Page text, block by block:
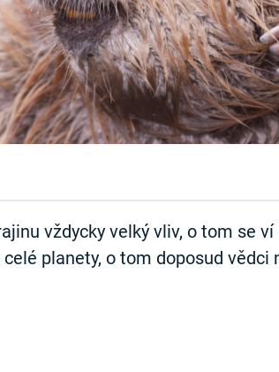
vždycky velký vliv, o tom se
planety, o tom doposud vědci